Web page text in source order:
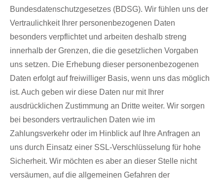
Bundesdatenschutzgesetzes (BDSG). Wir fühlen uns der
Vertraulichkeit Ihrer personenbezogenen Daten
besonders verpflichtet und arbeiten deshalb streng
innerhalb der Grenzen, die die gesetzlichen Vorgaben
uns setzen. Die Erhebung dieser personenbezogenen
Daten erfolgt auf freiwilliger Basis, wenn uns das möglich
ist. Auch geben wir diese Daten nur mit Ihrer
ausdrücklichen Zustimmung an Dritte weiter. Wir sorgen
bei besonders vertraulichen Daten wie im
Zahlungsverkehr oder im Hinblick auf Ihre Anfragen an
uns durch Einsatz einer SSL-Verschlüsselung für hohe
Sicherheit. Wir möchten es aber an dieser Stelle nicht
versäumen, auf die allgemeinen Gefahren der